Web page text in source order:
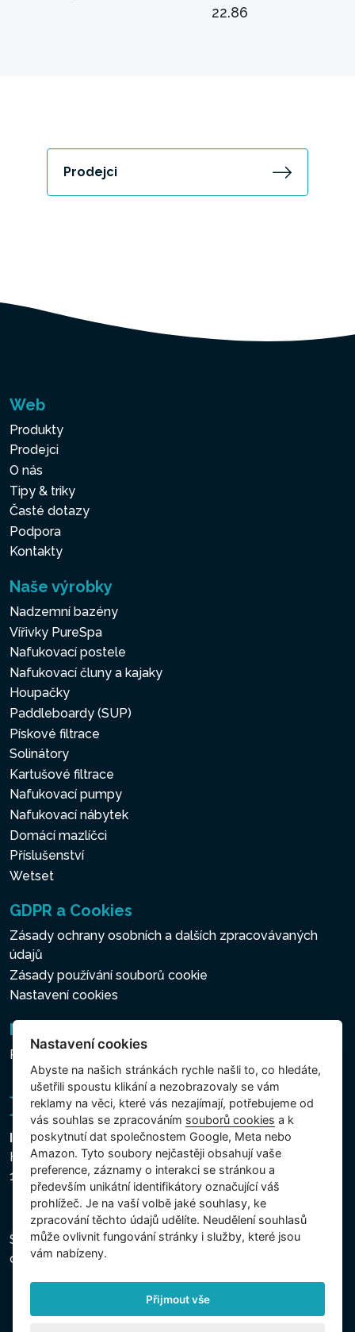
22.86
Prodejci
Web
Produkty
Prodejci
O nás
Tipy & triky
Časté dotazy
Podpora
Kontakty
Naše výrobky
Nadzemní bazény
Vířivky PureSpa
Nafukovací postele
Nafukovací čluny a kajaky
Houpačky
Paddleboardy (SUP)
Pískové filtrace
Solinátory
Kartušové filtrace
Nafukovací pumpy
Nafukovací nábytek
Domácí mazlíčci
Příslušenství
Wetset
GDPR a Cookies
Zásady ochrany osobních a dalších zpracovávaných
údajů
Zásady používání souborů cookie
Nastavení cookies
Newsletter
Přihlášení k odběru novinek
Intex Trading, s.r.o.
Hradecká 2526/3
130 00 Praha 3 - Česká republika
Společnost je zapsána u Městského soudu v Praze,
oddíl C, vložka 74759, IČ 26150808, DIČ CZ26150808.
Nastavení cookies
Abyste na našich stránkách rychle našli to, co hledáte,
ušetřili spoustu klikání a nezobrazovaly se vám
reklamy na věci, které vás nezajímají, potřebujeme od
vás souhlas se zpracováním souborů cookies a k
poskytnutí dat společnostem Google, Meta nebo
Amazon. Tyto soubory nejčastěji obsahují vaše
preference, záznamy o interakci se stránkou a
především unikátní identifikátory označující váš
prohlížeč. Je na vaší volbě jaké souhlasy, ke
zpracování těchto údajů udělíte. Neudělení souhlasů
může ovlivnit fungování stránky i služby, které jsou
vám nabízeny.
Přijmout vše